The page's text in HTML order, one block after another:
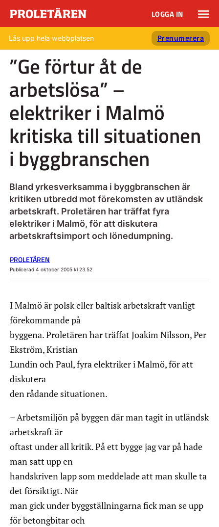
LOGGA IN
Lås upp hela webbplatsen Prenumerera
”Ge förtur åt de
arbetslösa” –
elektriker i Malmö
kritiska till situationen
i byggbranschen
Bland yrkesverksamma i byggbranschen är
kritiken utbredd mot förekomsten av utländsk
arbetskraft. Proletären har träffat fyra
elektriker i Malmö, för att diskutera
arbetskraftsimport och lönedumpning.
PROLETÄREN
Publicerad 4 oktober 2005 kl 23.52
I Malmö är polsk eller baltisk arbetskraft vanligt
förekommande på
byggena. Proletären har träffat Joakim Nilsson, Per
Ekström, Kristian
Lundin och Paul, fyra elektriker i Malmö, för att
diskutera
den rådande situationen.
– Arbetsmiljön på byggen där man tagit in utländsk
arbetskraft är
oftast under all kritik. På ett bygge jag var på hade
man satt upp en
handskriven lapp som meddelade att man skulle ta
det försiktigt. När
man gick under byggställningarna fick man se upp
för betongbitar och